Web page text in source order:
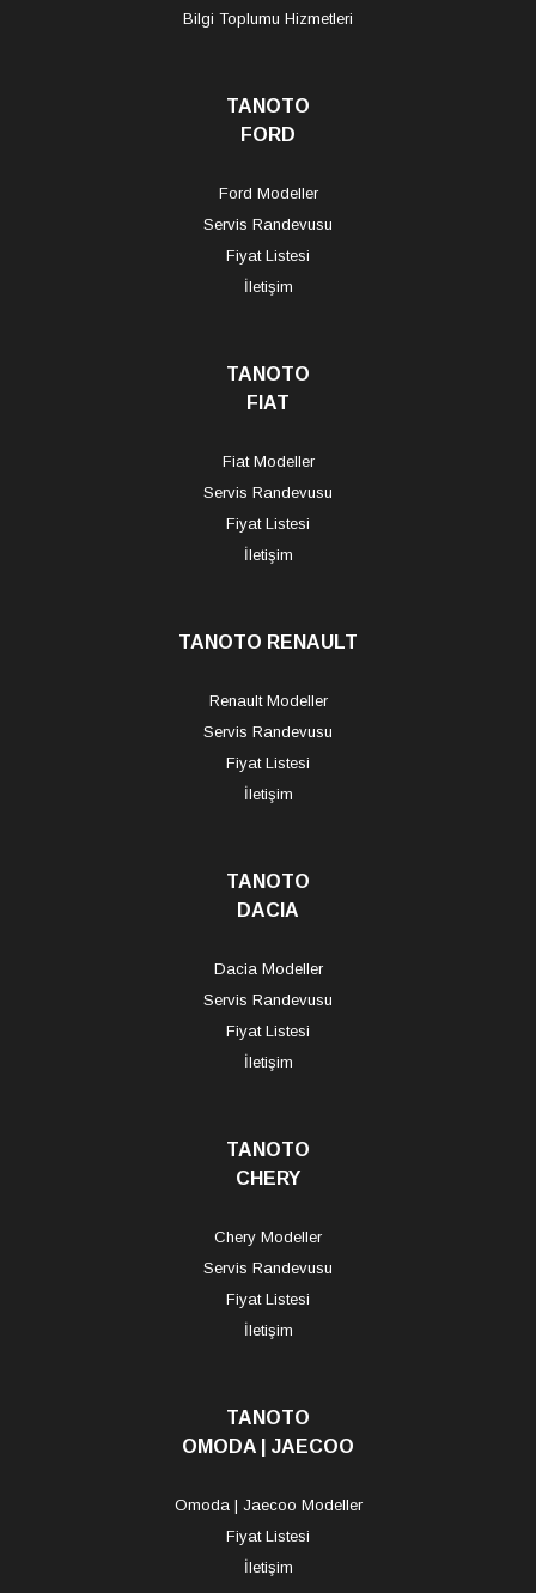
Bilgi Toplumu Hizmetleri
TANOTO
FORD
Ford Modeller
Servis Randevusu
Fiyat Listesi
İletişim
TANOTO
FIAT
Fiat Modeller
Servis Randevusu
Fiyat Listesi
İletişim
TANOTO RENAULT
Renault Modeller
Servis Randevusu
Fiyat Listesi
İletişim
TANOTO
DACIA
Dacia Modeller
Servis Randevusu
Fiyat Listesi
İletişim
TANOTO
CHERY
Chery Modeller
Servis Randevusu
Fiyat Listesi
İletişim
TANOTO
OMODA | JAECOO
Omoda | Jaecoo Modeller
Fiyat Listesi
İletişim